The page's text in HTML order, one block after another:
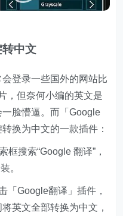
中文
登录一些国外的网站比
，但奈何小编的英文是
脸懵逼。而「Google
换为中文的一款插件：
搜索“Google 翻译”，
。
「Google翻译」插件，
英文全部转换为中文，